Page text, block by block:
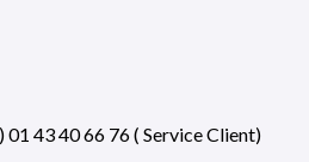
43 40 66 76 ( Service Client)